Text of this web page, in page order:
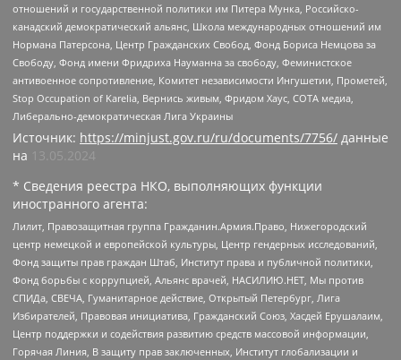
отношений и государственной политики им Питера Мунка, Российско-
канадский демократический альянс, Школа международных отношений им
Нормана Патерсона, Центр Гражданских Свобод, Фонд Бориса Немцова за
Свободу, Фонд имени Фридриха Науманна за свободу, Феминистское
антивоенное сопротивление, Комитет независимости Ингушетии, Прометей,
Stop Occupation of Karelia, Вернись живым, Фридом Хаус, СОТА медиа,
Либерально-демократическая Лига Украины
Источник: https://minjust.gov.ru/ru/documents/7756/ данные
на
13.05.2024
* Сведения реестра НКО, выполняющих функции
иностранного агента:
Лилит, Правозащитная группа Гражданин.Армия.Право, Нижегородский
центр немецкой и европейской культуры, Центр гендерных исследований,
Фонд защиты прав граждан Штаб, Институт права и публичной политики,
Фонд борьбы с коррупцией, Альянс врачей, НАСИЛИЮ.НЕТ, Мы против
СПИДа, СВЕЧА, Гуманитарное действие, Открытый Петербург, Лига
Избирателей, Правовая инициатива, Гражданский Союз, Хасдей Ерушалаим,
Центр поддержки и содействия развитию средств массовой информации,
Горячая Линия, В защиту прав заключенных, Институт глобализации и